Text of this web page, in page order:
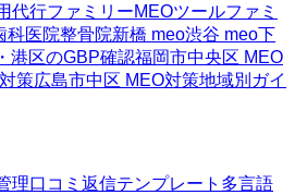
代行ファミリーMEOツールファミ
科医院整骨院新橋 meo渋谷 meo下
港区のGBP確認福岡市中央区 MEO
策広島市中区 MEO対策地域別ガイ
理口コミ返信テンプレート 多言語